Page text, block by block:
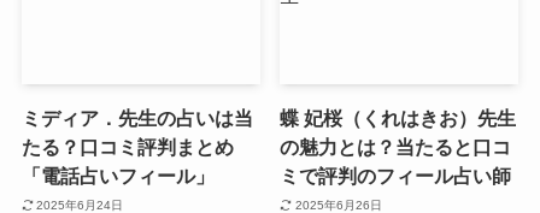
ミディア．先生の占いは当
たる？口コミ評判まとめ
「電話占いフィール」
2025年6月24日
蝶 妃桜（くれはきお）先生
の魅力とは？当たると口コ
ミで評判のフィール占い師
2025年6月26日